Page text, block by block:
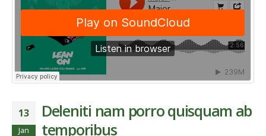
13
Jan
Deleniti nam porro quisquam ab
temporibus